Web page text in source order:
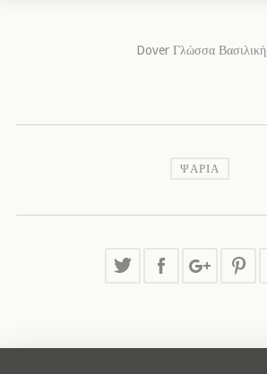
Dover Γλώσσα Βασιλική
ΨΆΡΙΑ